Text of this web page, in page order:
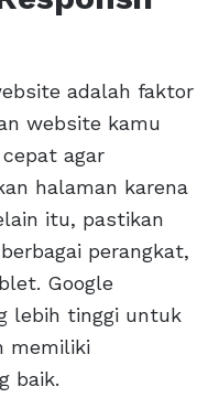
adalah faktor
website kamu
agar
halaman karena
itu, pastikan
perangkat,
Google
lebih tinggi untuk
memiliki
baik.